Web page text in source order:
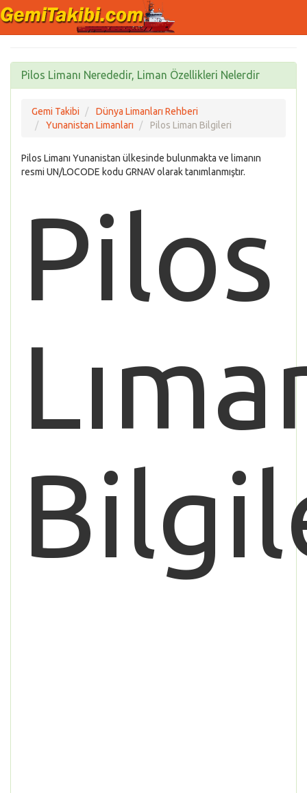
Pilos Limanı Nerededir, Liman Özellikleri Nelerdir
Gemi Takibi
Dünya Limanları Rehberi
Yunanistan Limanları
Pilos Liman Bilgileri
Pilos Limanı Yunanistan ülkesinde bulunmakta ve limanın
resmi UN/LOCODE kodu GRNAV olarak tanımlanmıştır.
Pilos